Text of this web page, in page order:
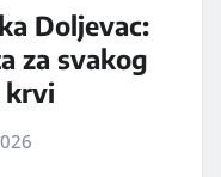
Doljevac:
za svakog
krvi